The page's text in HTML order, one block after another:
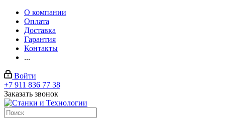
О компании
Оплата
Доставка
Гарантия
Контакты
...
Войти
+7 911 836 77 38
Заказать звонок